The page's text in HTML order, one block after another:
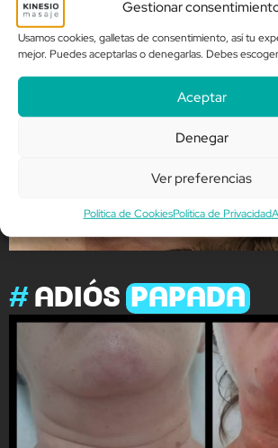
Gestionar
Usamos cookies, galletas de consentimiento, así tu
mejor. Puedes aceptarlas o denegarlas. Debes
Aceptar
Denegar
Ver preferencias
Política de CookiesPolítica de Privacidad
# ADIÓS PAPADA